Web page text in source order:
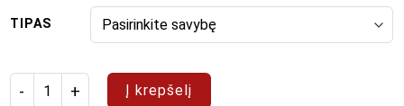
TIPAS
produkto kiekis: Paveikslų rinkinys "Linijos"
Į krepšelį